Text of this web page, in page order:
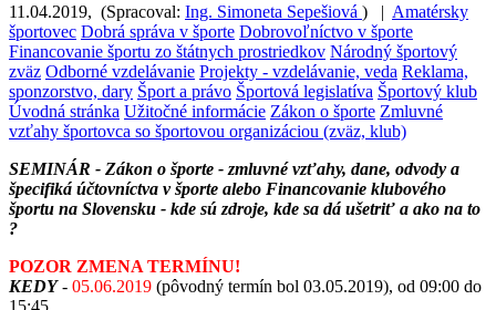
11.04.2019, (Spracoval: Ing. Simoneta Sepešiová ) | Amatérsky
športovec Dobrá správa v športe Dobrovoľníctvo v športe
Financovanie športu zo štátnych prostriedkov Národný športový
zväz Odborné vzdelávanie Projekty - vzdelávanie, veda Reklama,
sponzorstvo, dary Šport a právo Športová legislatíva Športový klub
Úvodná stránka Užitočné informácie Zákon o športe Zmluvné
vzťahy športovca so športovou organizáciou (zväz, klub)
SEMINÁR - Zákon o športe - zmluvné vzťahy, dane, odvody a
špecifiká účtovníctva v športe alebo Financovanie klubového
športu na Slovensku - kde sú zdroje, kde sa dá ušetriť a ako na to
?
POZOR ZMENA TERMÍNU!
KEDY- 05.06.2019 (pôvodný termín bol 03.05.2019), od 09:00 do
15:45